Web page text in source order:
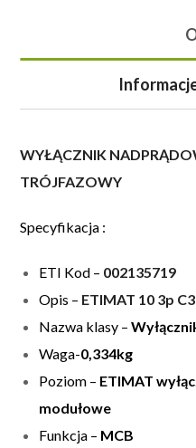
WYŁĄCZNIK
TRÓJFAZOWY
Specyfikacja :
ETI Kod – 002135719
Opis – ETIMAT 10 3p
Nazwa klasy –
Waga-0,334kg
Poziom – ETIMAT
modułowe
Funkcja – MCB